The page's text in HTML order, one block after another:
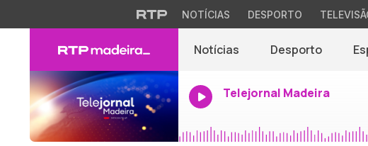
NOTÍCIAS DESPORTO
Notícias Desporto
Telejornal Madeira